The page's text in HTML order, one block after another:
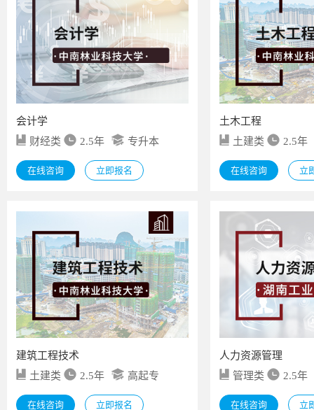
会计学
财经类
2.5年 专升本
在线咨询 立即报名
土木工程
土建类
2.5年
在线咨询 立
建筑工程技术
土建类
2.5年 高起专
在线咨询 立即报名
人力资源管理
管理类
2.5年
在线咨询 立